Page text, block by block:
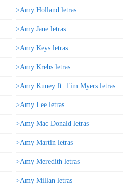
>Amy Holland letras
>Amy Jane letras
>Amy Keys letras
>Amy Krebs letras
>Amy Kuney ft. Tim Myers letras
>Amy Lee letras
>Amy Mac Donald letras
>Amy Martin letras
>Amy Meredith letras
>Amy Millan letras